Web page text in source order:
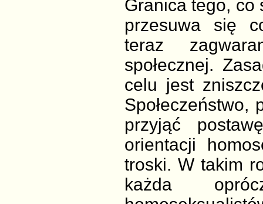
Granica tego, co
przesuwa się
teraz
społecznej.
celu jest
Społeczeństwo,
przyjąć
orientacji
troski. W takim
każda